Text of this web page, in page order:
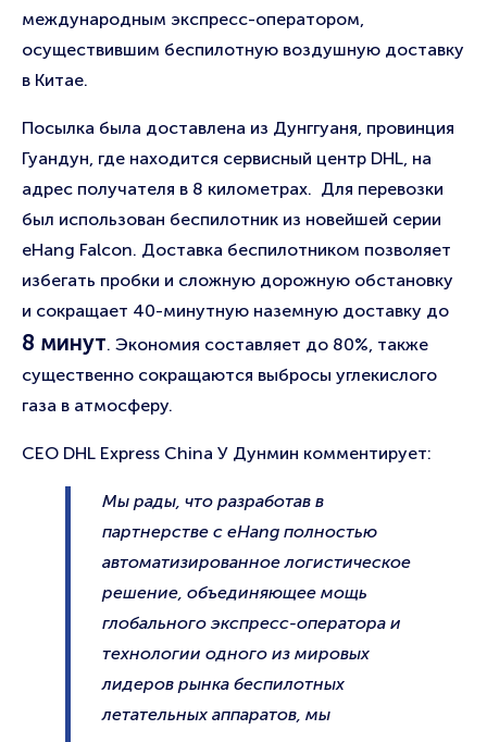
международным экспресс-оператором,
осуществившим беспилотную воздушную доставку
в Китае.
Посылка была доставлена из Дунггуаня, провинция
Гуандун, где находится сервисный центр DHL, на
адрес получателя в 8 километрах. Для перевозки
был использован беспилотник из новейшей серии
eHang Falcon. Доставка беспилотником позволяет
избегать пробки и сложную дорожную обстановку
и сокращает 40-минутную наземную доставку до
8 минут. Экономия составляет до 80%, также
существенно сокращаются выбросы углекислого
газа в атмосферу.
CEO DHL Express China У Дунмин комментирует:
Мы рады, что разработав в
партнерстве с eHang полностью
автоматизированное логистическое
решение, объединяющее мощь
глобального экспресс-оператора и
технологии одного из мировых
лидеров рынка беспилотных
летательных аппаратов, мы